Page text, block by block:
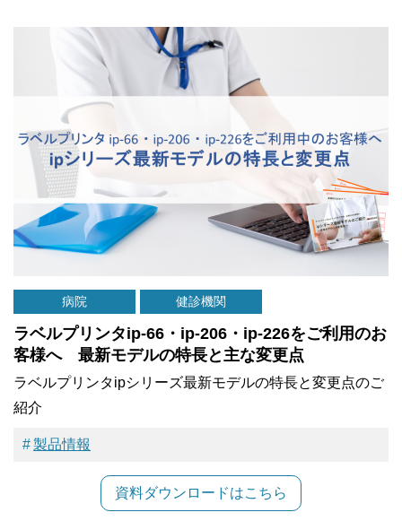
病院 健診機関
ラベルプリンタip-66・ip-206・ip-226をご利用のお
客様へ 最新モデルの特長と主な変更点
ラベルプリンタipシリーズ最新モデルの特長と変更点のご
紹介
製品情報
資料ダウンロードはこちら